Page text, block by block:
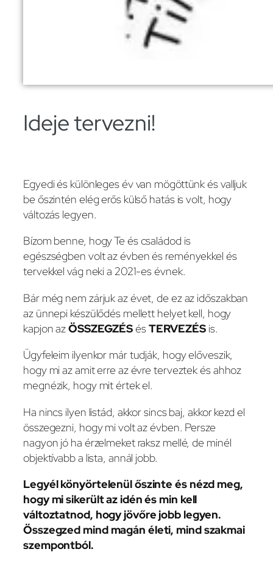
Ideje tervezni!
Egyedi és különleges év van mögöttünk és valljuk
be őszintén elég erős külső hatás is volt, hogy
változás legyen.
Bízom benne, hogy Te és családod is
egészségben volt az évben és reményekkel és
tervekkel vág neki a 2021-es évnek.
Bár még nem zárjuk az évet, de ez az időszakban
az ünnepi készülődés mellett helyet kell, hogy
kapjon azÖSSZEGZÉSésTERVEZÉSis.
Ügyfeleim ilyenkor már tudják, hogy előveszik,
hogy mi az amit erre az évre terveztek és ahhoz
megnézik, hogy mit értek el.
Ha nincs ilyen listád, akkor sincs baj, akkor kezd el
összegezni, hogy mi volt az évben. Persze
nagyon jó ha érzelmeket raksz mellé, de minél
objektívabb a lista, annál jobb.
Legyél könyörtelenül őszinte és nézd meg,
hogy mi sikerült az idén és min kell
változtatnod, hogy jövőre jobb legyen.
Összegzed mind magán életi, mind szakmai
szempontból.